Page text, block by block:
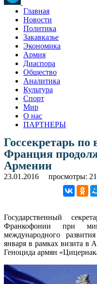
Главная
Новости
Политика
Закавказье
Экономика
Армия
Диаспора
Общество
Аналитика
Культура
Спорт
Мир
О нас
ПАРТНЕРЫ
Госсекретарь по
Франция
Армении
23.01.2016 просмотры:
Государственный
Франкофонии при
международного
января в рамках визита в
Геноцида армян